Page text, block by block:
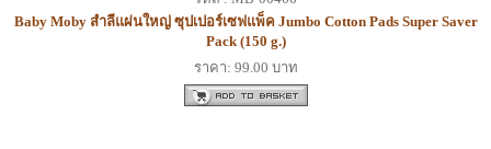
Baby Moby สำลีแผ่นใหญ่ ซุปเปอร์เซฟแพ็ค Jumbo Cotton Pads Super Saver
Pack (150 g.)
ราคา: 99.00 บาท